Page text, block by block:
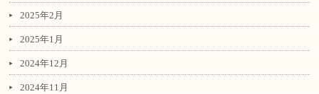
2025年2月
2025年1月
2024年12月
2024年11月